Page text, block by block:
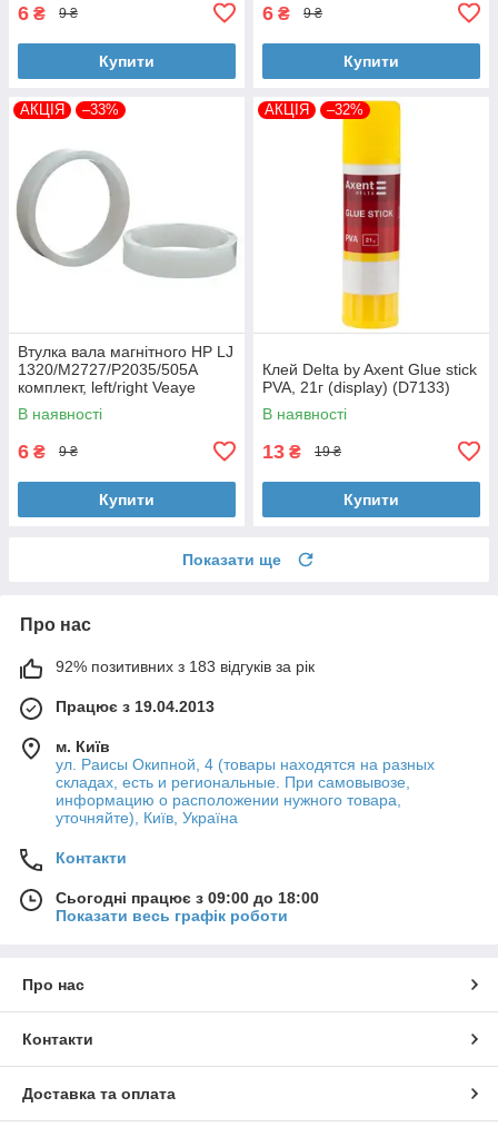
6 ₴ 9 ₴
Купити
6 ₴ 9 ₴
Купити
АКЦІЯ –33%
Втулка вала магнітного HP LJ
1320/M2727/P2035/505A
комплект, left/right Veaye
(BSHMR-505U-VE)
В наявності
6 ₴ 9 ₴
Купити
АКЦІЯ –32%
Клей Delta by Axent Glue stick
PVA, 21г (display) (D7133)
В наявності
13 ₴ 19 ₴
Купити
Показати ще
Про нас
92% позитивних з 183 відгуків за рік
Працює з 19.04.2013
м. Київ
ул. Раисы Окипной, 4 (товары находятся на разных
складах, есть и региональные. При самовывозе,
информацию о расположении нужного товара,
уточняйте), Київ, Україна
Контакти
Сьогодні працює з 09:00 до 18:00
Показати весь графік роботи
Про нас
Контакти
Доставка та оплата